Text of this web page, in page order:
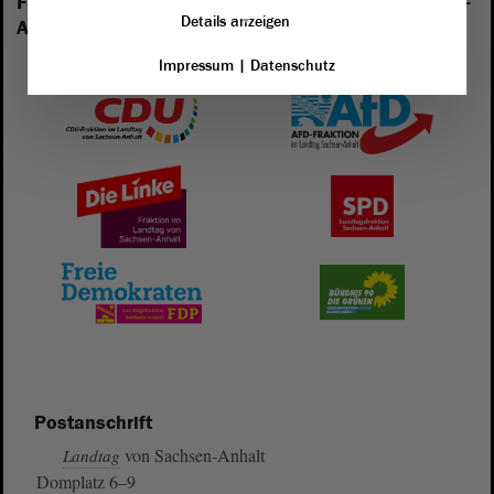
Anhalt vertreten:
Postanschrift
Landtag von Sachsen-Anhalt
Domplatz 6–9
Details anzeigen
Impressum| Datenschutz